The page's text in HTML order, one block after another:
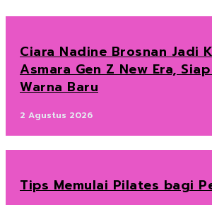
Ciara Nadine Brosnan Jadi
Asmara Gen Z New Era,
Warna Baru
2 Agustus 2026
Tips Memulai Pilates bagi